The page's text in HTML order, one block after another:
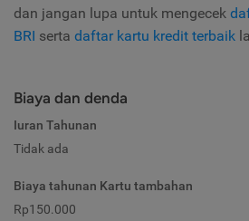
dan jangan lupa untuk mengecek
BRI serta daftar kartu kredit terbaik
Biaya dan denda
Iuran Tahunan
Tidak ada
Biaya tahunan Kartu tambahan
Rp150.000